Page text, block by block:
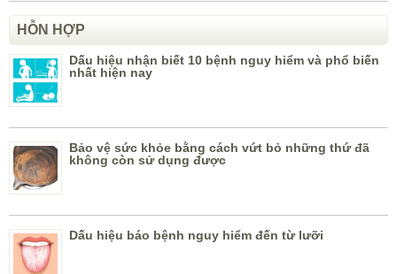
HỖN HỢP
Dấu hiệu nhận biết 10 bệnh nguy hiểm và phổ biến
nhất hiện nay
Bảo vệ sức khỏe bằng cách vứt bỏ những thứ đã
không còn sử dụng được
Dấu hiệu báo bệnh nguy hiểm đến từ lưỡi